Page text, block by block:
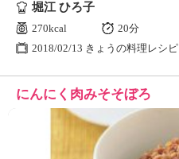
堀江 ひろ子
270kcal
20分
2018/02/13 きょうの料理レシピ
にんにく肉みそそぼろ